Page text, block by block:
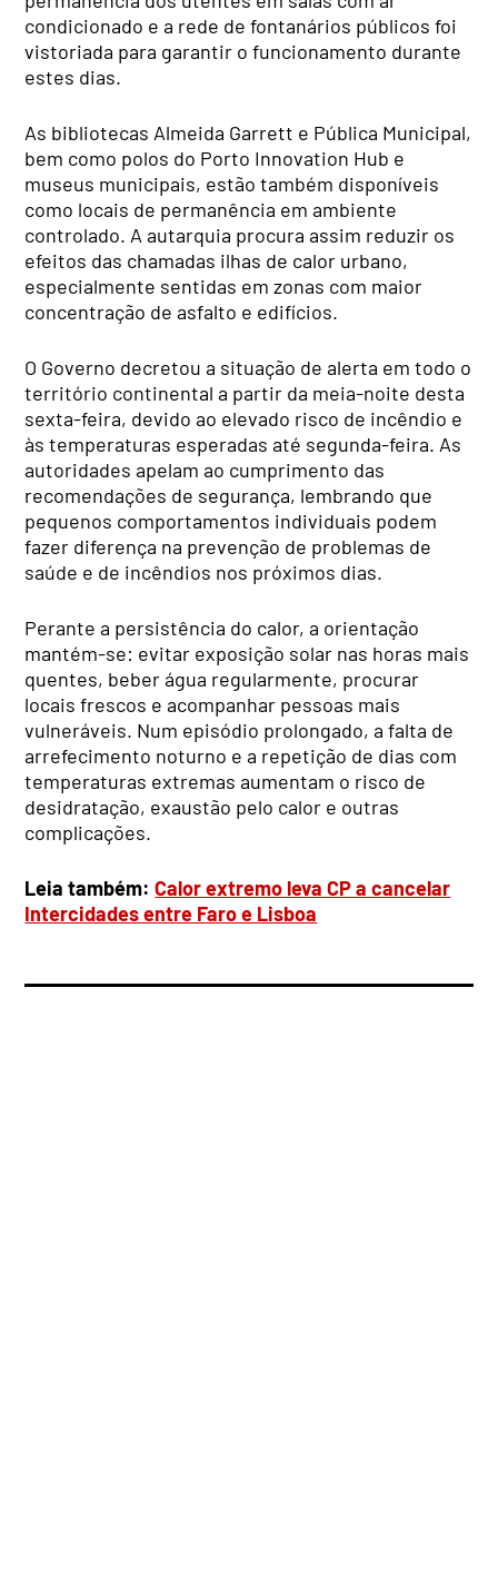
condicionado e a rede de fontanários públicos foi
vistoriada para garantir o funcionamento durante
estes dias.
As bibliotecas Almeida Garrett e Pública Municipal,
bem como polos do Porto Innovation Hub e
museus municipais, estão também disponíveis
como locais de permanência em ambiente
controlado. A autarquia procura assim reduzir os
efeitos das chamadas ilhas de calor urbano,
especialmente sentidas em zonas com maior
concentração de asfalto e edifícios.
O Governo decretou a situação de alerta em todo o
território continental a partir da meia-noite desta
sexta-feira, devido ao elevado risco de incêndio e
às temperaturas esperadas até segunda-feira. As
autoridades apelam ao cumprimento das
recomendações de segurança, lembrando que
pequenos comportamentos individuais podem
fazer diferença na prevenção de problemas de
saúde e de incêndios nos próximos dias.
Perante a persistência do calor, a orientação
mantém-se: evitar exposição solar nas horas mais
quentes, beber água regularmente, procurar
locais frescos e acompanhar pessoas mais
vulneráveis. Num episódio prolongado, a falta de
arrefecimento noturno e a repetição de dias com
temperaturas extremas aumentam o risco de
desidratação, exaustão pelo calor e outras
complicações.
Leia também:Calor extremo leva CP a cancelar
Intercidades entre Faro e Lisboa